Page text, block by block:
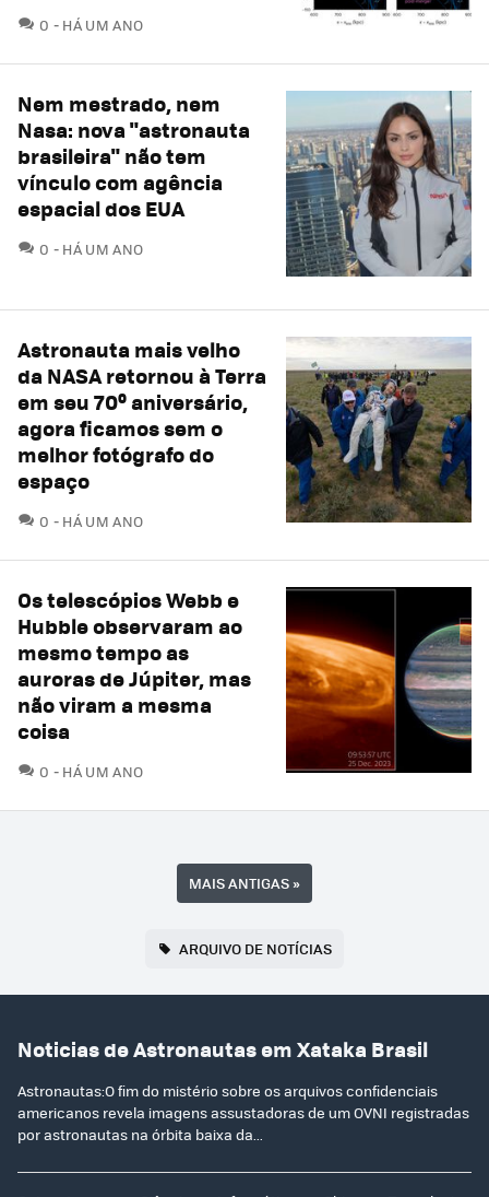
0 COMENTÁRIOS
HÁ UM ANO
Nem mestrado, nem
Nasa: nova "astronauta
brasileira" não tem
vínculo com agência
espacial dos EUA
0 COMENTÁRIOS
HÁ UM ANO
Astronauta mais velho
da NASA retornou à Terra
em seu 70º aniversário,
agora ficamos sem o
melhor fotógrafo do
espaço
0 COMENTÁRIOS
HÁ UM ANO
Os telescópios Webb e
Hubble observaram ao
mesmo tempo as
auroras de Júpiter, mas
não viram a mesma
coisa
0 COMENTÁRIOS
HÁ UM ANO
MAIS ANTIGAS»
ARQUIVO DE NOTÍCIAS
Noticias de Astronautas em Xataka Brasil
Astronautas:O fim do mistério sobre os arquivos confidenciais
americanos revela imagens assustadoras de um OVNI registradas
por astronautas na órbita baixa da...